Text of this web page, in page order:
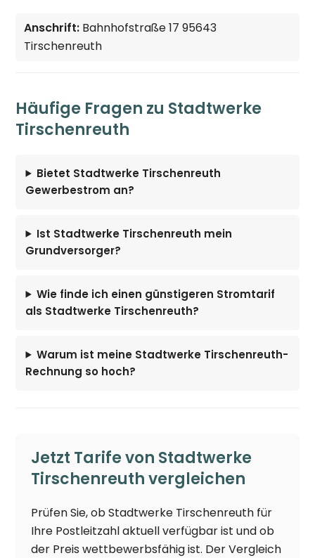
Anschrift: Bahnhofstraße 17 95643
Tirschenreuth
Häufige Fragen zu Stadtwerke
Tirschenreuth
Bietet Stadtwerke Tirschenreuth
Gewerbestrom an?
Ist Stadtwerke Tirschenreuth mein
Grundversorger?
Wie finde ich einen günstigeren Stromtarif
als Stadtwerke Tirschenreuth?
Warum ist meine Stadtwerke Tirschenreuth-
Rechnung so hoch?
Jetzt Tarife von Stadtwerke
Tirschenreuth vergleichen
Prüfen Sie, ob Stadtwerke Tirschenreuth für
Ihre Postleitzahl aktuell verfügbar ist und ob
der Preis wettbewerbsfähig ist. Der Vergleich